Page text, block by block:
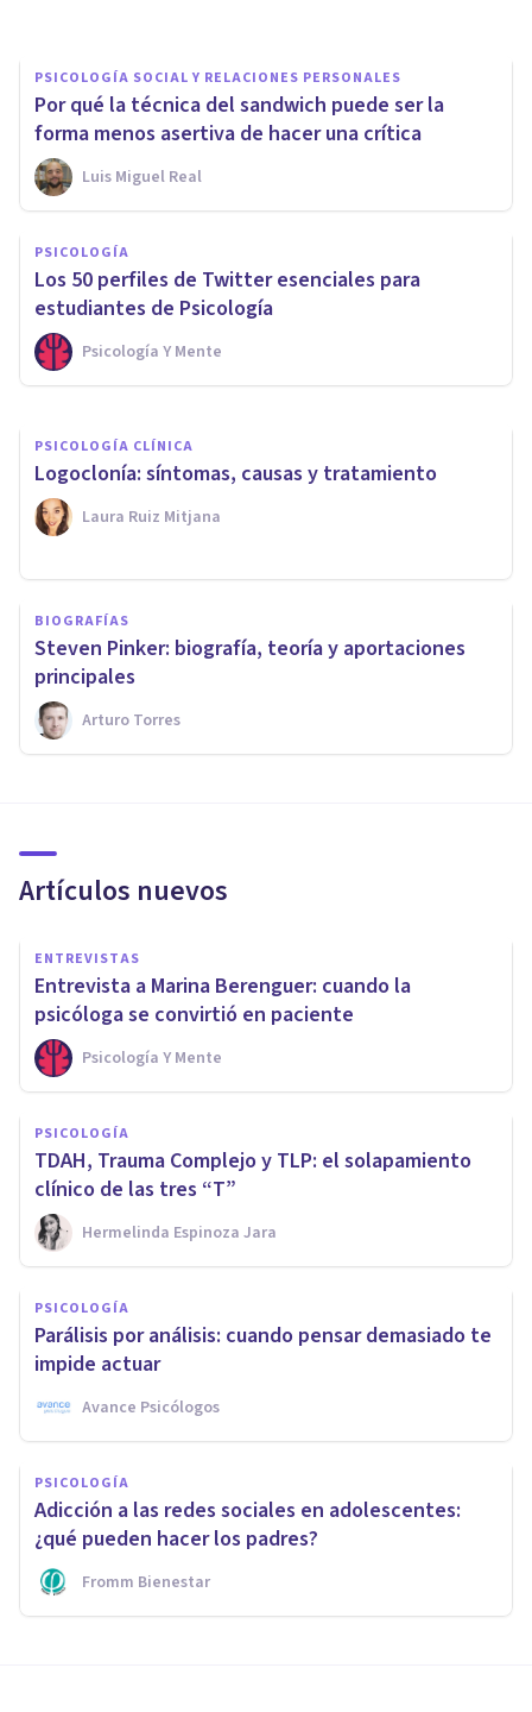
PSICOLOGÍA SOCIAL Y RELACIONES PERSONALES
Por qué la técnica del sandwich puede ser la
forma menos asertiva de hacer una crítica
Luis Miguel Real
PSICOLOGÍA
Los 50 perfiles de Twitter esenciales para
estudiantes de Psicología
Psicología Y Mente
5 motivos por los que acudir a
terapia de pareja
Psicotools
PSICOLOGÍA CLÍNICA
Logoclonía: síntomas, causas y tratamiento
Laura Ruiz Mitjana
BIOGRAFÍAS
Steven Pinker: biografía, teoría y aportaciones
principales
Arturo Torres
Artículos nuevos
ENTREVISTAS
Entrevista a Marina Berenguer: cuando la
psicóloga se convirtió en paciente
Psicología Y Mente
PSICOLOGÍA
TDAH, Trauma Complejo y TLP: el solapamiento
clínico de las tres “T”
Hermelinda Espinoza Jara
PSICOLOGÍA
Parálisis por análisis: cuando pensar demasiado te
impide actuar
Avance Psicólogos
PSICOLOGÍA
Adicción a las redes sociales en adolescentes:
¿qué pueden hacer los padres?
Fromm Bienestar